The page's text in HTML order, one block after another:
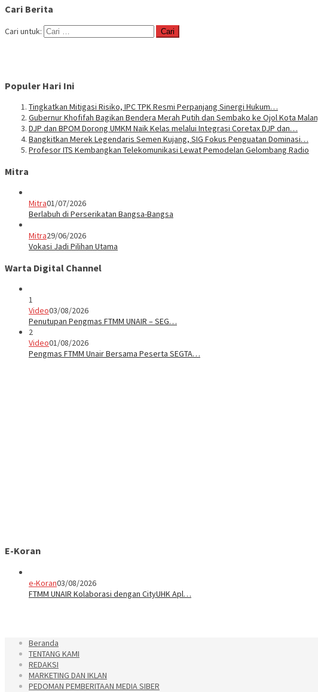
Cari Berita
Cari untuk:
Populer Hari Ini
Tingkatkan Mitigasi Risiko, IPC TPK Resmi Perpanjang Sinergi Hukum…
Gubernur Khofifah Bagikan Bendera Merah Putih dan Sembako ke Ojol Kota
DJP dan BPOM Dorong UMKM Naik Kelas melalui Integrasi Coretax DJP dan…
Bangkitkan Merek Legendaris Semen Kujang, SIG Fokus Penguatan Dominasi…
Profesor ITS Kembangkan Telekomunikasi Lewat Pemodelan Gelombang Radio
Mitra
Mitra01/07/2026
Berlabuh di Perserikatan Bangsa-Bangsa
Mitra29/06/2026
Vokasi Jadi Pilihan Utama
Warta Digital Channel
1
Video03/08/2026
Penutupan Pengmas FTMM UNAIR – SEG…
2
Video01/08/2026
Pengmas FTMM Unair Bersama Peserta SEGTA…
E-Koran
e-Koran03/08/2026
FTMM UNAIR Kolaborasi dengan CityUHK Apl…
Beranda
TENTANG KAMI
REDAKSI
MARKETING DAN IKLAN
PEDOMAN PEMBERITAAN MEDIA SIBER